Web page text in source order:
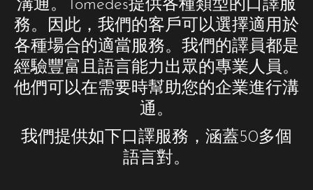
溝通。Tomedes提供各種類型的口譯服
務。因此，我們的客戶可以選擇適用於
各種場合的適當服務。我們的譯員都是
經驗豐富且語言能力出眾的專業人員。
他們可以在需要時幫助您的企業進行溝
通。
我們提供如下口譯服務，涵蓋50多個
語言對。